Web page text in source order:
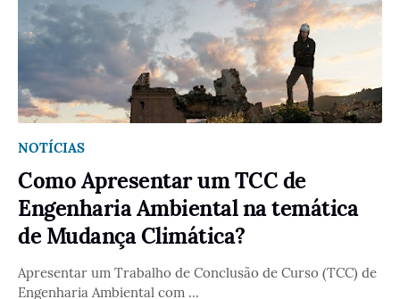
NOTÍCIAS
Como Apresentar um TCC de
Engenharia Ambiental na temática
de Mudança Climática?
Apresentar um Trabalho de Conclusão de Curso (TCC) de
Engenharia Ambiental com …